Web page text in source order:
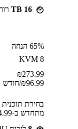
16 TB
65% הנחה
KVM 8
273.99
₪
96.99
₪/חודש
בחירת תוכנית
מתחדש ב-⁦184.99⁩₪/חודש ל-2 שנים. בטלו בכל עת.